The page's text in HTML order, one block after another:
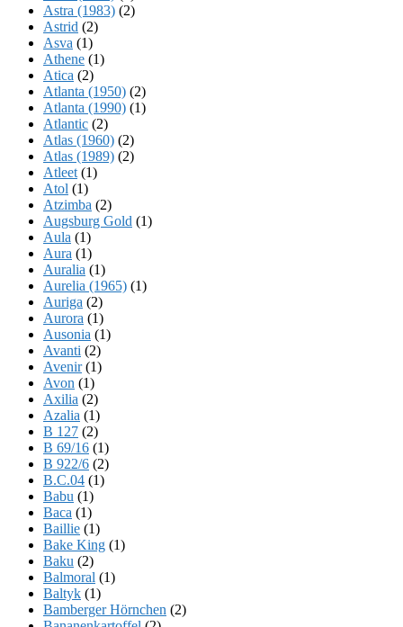
Astra (1983) (2)
Astrid (2)
Asva (1)
Athene (1)
Atica (2)
Atlanta (1950) (2)
Atlanta (1990) (1)
Atlantic (2)
Atlas (1960) (2)
Atlas (1989) (2)
Atleet (1)
Atol (1)
Atzimba (2)
Augsburg Gold (1)
Aula (1)
Aura (1)
Auralia (1)
Aurelia (1965) (1)
Auriga (2)
Aurora (1)
Ausonia (1)
Avanti (2)
Avenir(1)
Avon (1)
Axilia (2)
Azalia (1)
B 127 (2)
B 69/16 (1)
B 922/6 (2)
B.C.04 (1)
Babu (1)
Baca (1)
Baillie (1)
Bake King (1)
Baku (2)
Balmoral (1)
Baltyk (1)
Bamberger Hörnchen (2)